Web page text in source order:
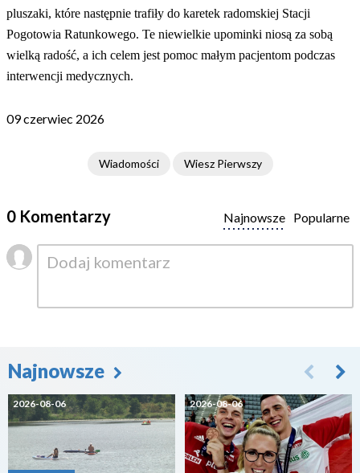
pluszaki, które następnie trafiły do karetek radomskiej Stacji
Pogotowia Ratunkowego. Te niewielkie upominki niosą za sobą
wielką radość, a ich celem jest pomoc małym pacjentom podczas
interwencji medycznych.
09 czerwiec 2026
Wiadomości Wiesz Pierwszy
0 Komentarzy Popularne
Najnowsze
Najnowsze
2026-08-06 2026-08-06